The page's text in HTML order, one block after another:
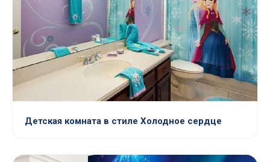
Детская комната в стиле Холодное сердце